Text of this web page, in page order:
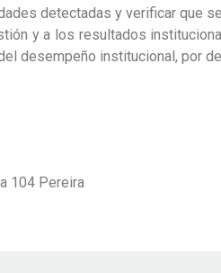
detectadas y verificar que
y a los resultados
desempeño institucional, por
104 Pereira